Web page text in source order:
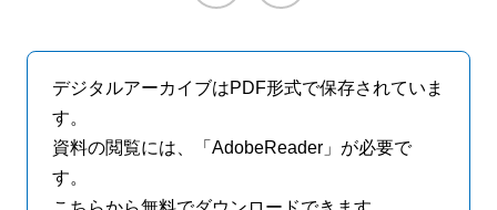
デジタルアーカイブはPDF形式で保存されていま
す。
資料の閲覧には、「AdobeReader」が必要で
す。